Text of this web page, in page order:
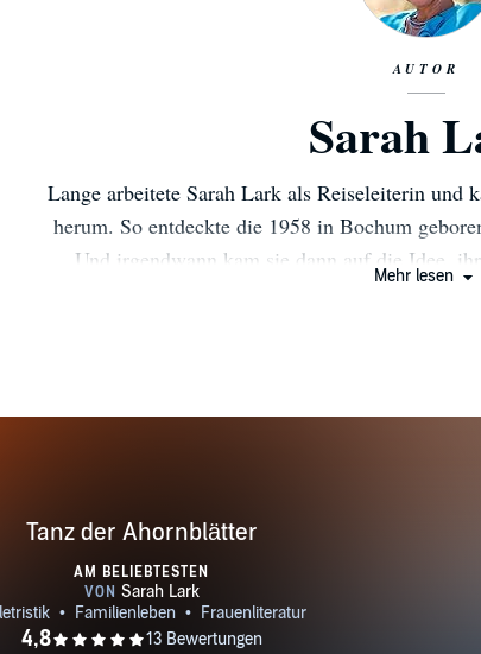
AUTOR
Sarah
Lange arbeitete Sarah Lark als Reiseleiterin und
herum. So entdeckte die 1958 in Bochum
Und irgendwann kam sie dann auf die Idee,
Familiengeheimnisse im Neuseeland der
Romane, die nicht in Neuseeland spielen,
veröffentlicht sie unter dem
Mehr lesen
Tanz der Ahornblätter
AM BELIEBTESTEN